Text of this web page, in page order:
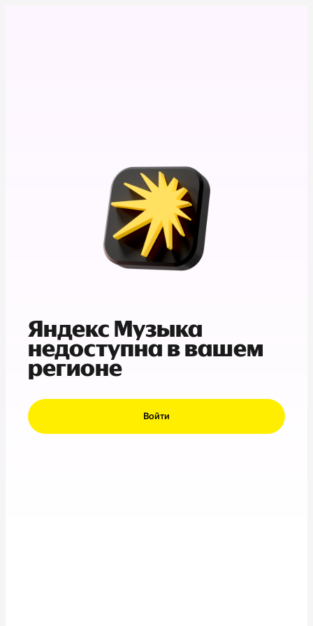
Яндекс Музыка
недоступна в вашем
регионе
Войти